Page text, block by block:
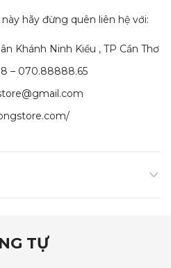
hãy đừng quên liên hệ với:
Khánh Ninh Kiều , TP Cần Thơ
– 070.88888.65
TỰ